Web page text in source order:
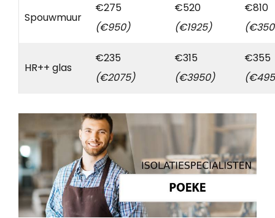
Spouwmuur
€275
(€950)
€520
(€1925)
€810
HR++ glas
€235
(€2075)
€315
(€3950)
€355